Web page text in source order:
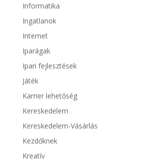
Informatika
Ingatlanok
Internet
Iparágak
Ipari fejlesztések
Játék
Karrier lehetőség
Kereskedelem
Kereskedelem-Vásárlás
Kezdőknek
Kreatív